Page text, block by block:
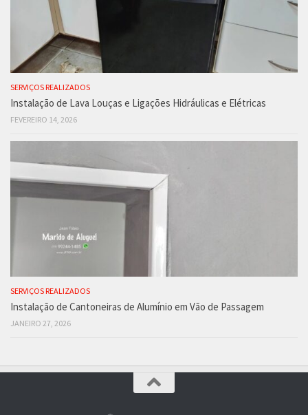
SERVIÇOS REALIZADOS
Instalação de Lava Louças e Ligações Hidráulicas e Elétricas
FEVEREIRO 14, 2026
SERVIÇOS REALIZADOS
Instalação de Cantoneiras de Alumínio em Vão de Passagem
JANEIRO 27, 2026